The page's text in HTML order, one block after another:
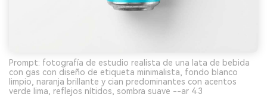
Prompt: fotografía de estudio realista de una lata de bebida
con gas con diseño de etiqueta minimalista, fondo blanco
limpio, naranja brillante y cian predominantes con acentos
verde lima, reflejos nítidos, sombra suave --ar 4:3